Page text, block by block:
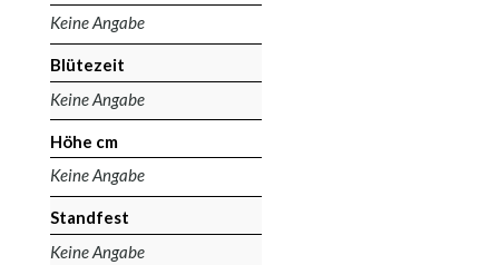
Keine Angabe
Blütezeit
Keine Angabe
Höhe cm
Keine Angabe
Standfest
Keine Angabe